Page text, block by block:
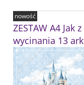
ZESTAW A4 Jak
wycinania 13
nowość